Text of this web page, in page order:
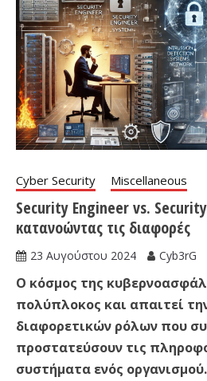
Cyber Security Miscellaneous
Security Engineer vs.
κατανοώντας τις διαφορές
23 Αυγούστου 2024 Cyb3rG
Ο κόσμος της
πολύπλοκος και απαιτεί
διαφορετικών ρόλων που
προστατεύσουν τις
συστήματα ενός